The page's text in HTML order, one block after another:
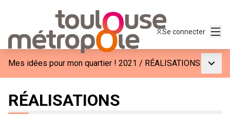
Se connecter
Mes idées pour mon quartier ! 2021 / RÉALISATIONS
RÉALISATIONS